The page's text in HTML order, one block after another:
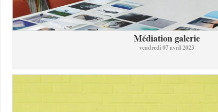
Médiation galerie
vendredi 07 avril 2023